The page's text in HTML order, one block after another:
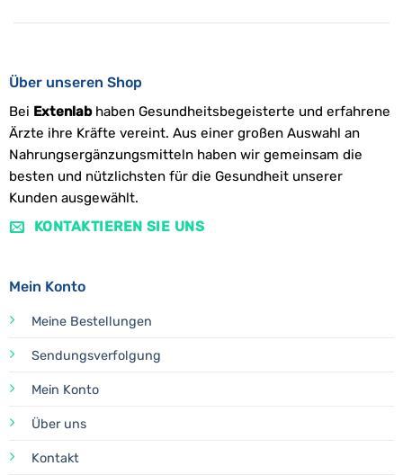
Über unseren Shop
Bei Extenlabhaben Gesundheitsbegeisterte und erfahrene
Ärzte ihre Kräfte vereint. Aus einer großen Auswahl an
Nahrungsergänzungsmitteln haben wir gemeinsam die
besten und nützlichsten für die Gesundheit unserer
Kunden ausgewählt.
KONTAKTIEREN SIE UNS
Mein Konto
Meine Bestellungen
Sendungsverfolgung
Mein Konto
Über uns
Kontakt